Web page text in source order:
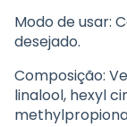
Modo de usar:
desejado.
Composição:
linalool, hexyl